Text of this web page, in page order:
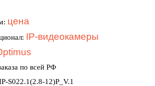
цена
IP-видеокамеры
по всей РФ
S022.1(2.8-12)P_V.1